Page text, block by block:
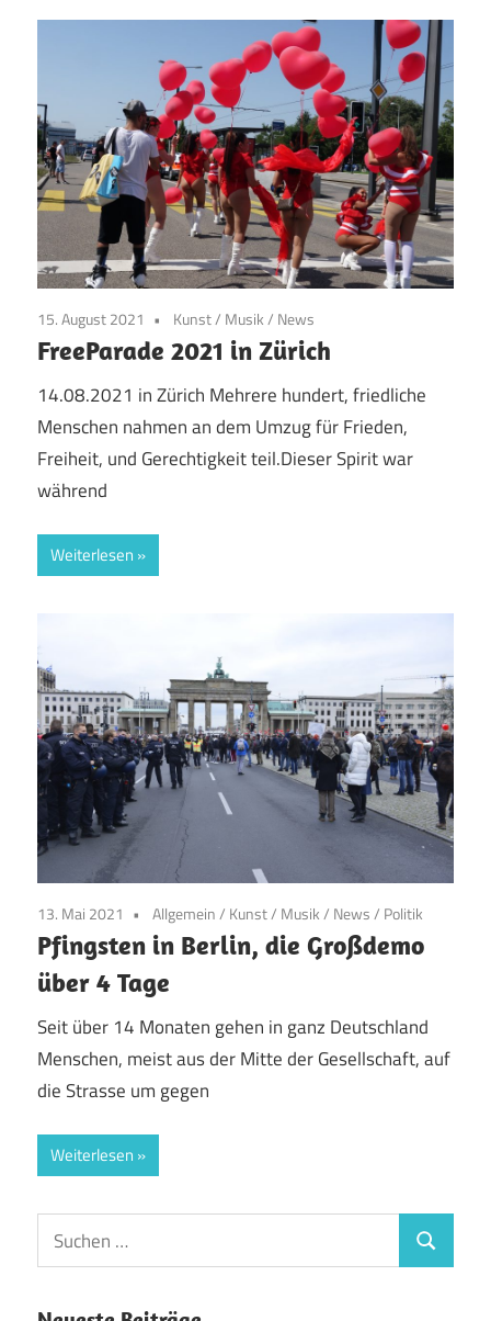
15. August 2021 Kunst/ Musik/ News
FreeParade 2021 in Zürich
14.08.2021 in Zürich Mehrere hundert, friedliche
Menschen nahmen an dem Umzug für Frieden,
Freiheit, und Gerechtigkeit teil.Dieser Spirit war
während
Weiterlesen
13. Mai 2021 Allgemein/ Kunst/ Musik/ News/ Politik
Pfingsten in Berlin, die Großdemo
über 4 Tage
Seit über 14 Monaten gehen in ganz Deutschland
Menschen, meist aus der Mitte der Gesellschaft, auf
die Strasse um gegen
Weiterlesen
Suchen
nach:
Suchen